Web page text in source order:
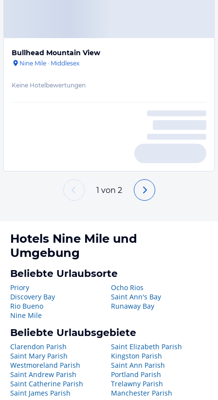
Bullhead Mountain View
Nine Mile · Middlesex
Keine Hotelbewertungen
1 von 2
Hotels Nine Mile und
Umgebung
Beliebte Urlaubsorte
Priory
Discovery Bay
Rio Bueno
Nine Mile
Ocho Rios
Saint Ann's Bay
Runaway Bay
Beliebte Urlaubsgebiete
Clarendon Parish
Saint Mary Parish
Westmoreland Parish
Saint Andrew Parish
Saint Catherine Parish
Saint James Parish
Saint Elizabeth Parish
Kingston Parish
Saint Ann Parish
Portland Parish
Trelawny Parish
Manchester Parish